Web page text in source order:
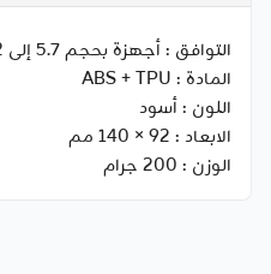
التوافق :أجهزة بحجم 5.7 إلى 7.2 انش.
المادة : ABS + TPU
اللون :أسود
الابعاد : 92 × 140 مم
الوزن : 200 جرام